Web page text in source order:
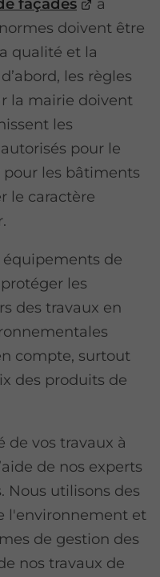
doivent être
qualité et la
les règles
la mairie doivent
les
pour le
les bâtiments
le caractère
de
les
des travaux en
compte, surtout
des produits de
de vos travaux à
de nos experts
Nous utilisons des
l'environnement et
de gestion des
nos travaux de